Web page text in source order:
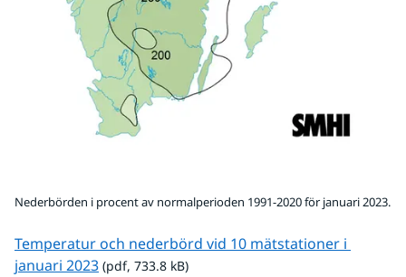
Nederbörden i procent av normalperioden 1991-2020 för januari 2023.
Temperatur och nederbörd vid 10 mätstationer i
januari 2023pdf, 733.8 kB.
(pdf, 733.8 kB)